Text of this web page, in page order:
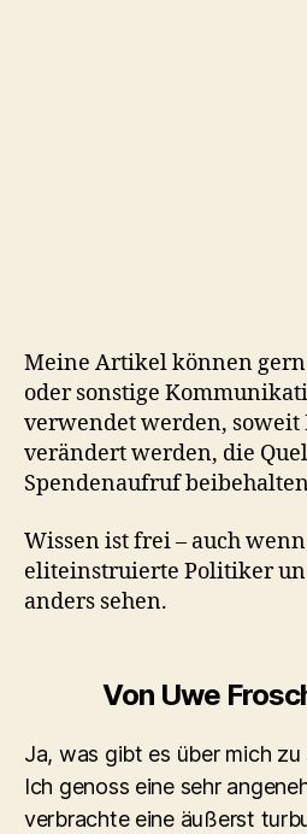
Meine Artikel können
oder sonstige
verwendet werden,
verändert werden, die
Spendenaufruf
Wissen ist frei – auch
eliteinstruierte Politiker
anders sehen.
Von Uwe
Ja, was gibt es über mich zu
Ich genoss eine sehr
verbrachte eine äußerst